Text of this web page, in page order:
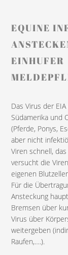
EQUINE
EINHUFER
Das Virus der
Südamerika und
(Pferde, Ponys,
aber nicht
Viren schnell,
versucht die
eigenen
Für die
Ansteckung
Bremsen über
Virus über
weitergeben
Raufen,….).